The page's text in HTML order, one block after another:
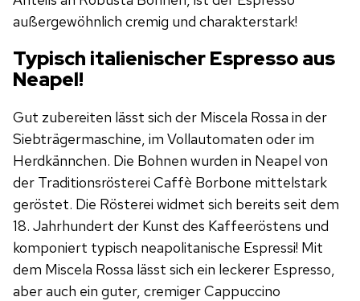
außergewöhnlich cremig und charakterstark!
Typisch italienischer Espresso aus
Neapel!
Gut zubereiten lässt sich der Miscela Rossa in der
Siebträgermaschine, im Vollautomaten oder im
Herdkännchen. Die Bohnen wurden in Neapel von
der Traditionsrösterei Caffè Borbone mittelstark
geröstet. Die Rösterei widmet sich bereits seit dem
18. Jahrhundert der Kunst des Kaffeeröstens und
komponiert typisch neapolitanische Espressi! Mit
dem Miscela Rossa lässt sich ein leckerer Espresso,
aber auch ein guter, cremiger Cappuccino